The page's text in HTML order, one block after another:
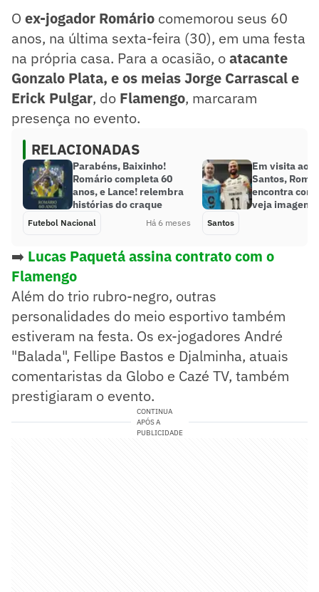
O ex-jogador Romário comemorou seus 60
anos, na última sexta-feira (30), em uma festa
na própria casa. Para a ocasião, oatacante
Gonzalo Plata, e os meias Jorge Carrascal e
Erick Pulgar, do Flamengo, marcaram
presença no evento.
RELACIONADAS
Parabéns, Baixinho!
Romário completa 60
anos, e Lance! relembra
histórias do craque
Futebol Nacional Há 6 meses
Em visita ao
Santos,
encontra com
veja imagens
Santos
➡️ Lucas Paquetá assina contrato com o
Flamengo
Além do trio rubro-negro, outras
personalidades do meio esportivo também
estiveram na festa. Os ex-jogadores André
"Balada", Fellipe Bastos e Djalminha, atuais
comentaristas da Globo e Cazé TV, também
prestigiaram o evento.
CONTINUA
APÓS A
PUBLICIDADE